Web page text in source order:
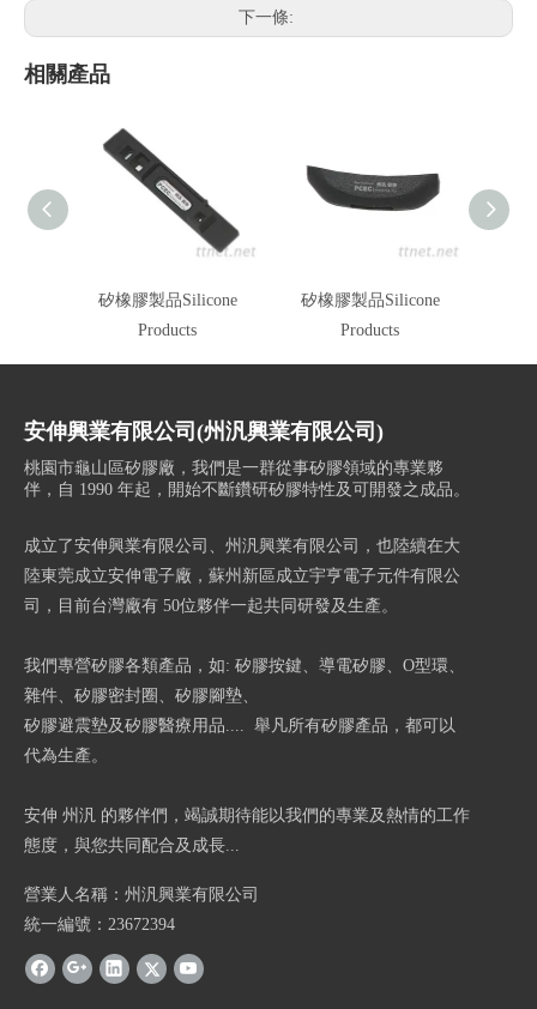
下一條:
相關產品
矽橡膠製品Silicone
Products
矽橡膠製品Silicone
Products
安伸興業有限公司(州汎興業有限公司)
桃園市龜山區矽膠廠，我們是一群從事矽膠領域的專業夥
伴，自 1990 年起，開始不斷鑽研矽膠特性及可開發之成品。
成立了安伸興業有限公司、州汎興業有限公司，也陸續在大
陸東莞成立安伸電子廠，蘇州新區成立宇亨電子元件有限公
司，目前台灣廠有 50位夥伴一起共同研發及生產。
我們專營矽膠各類產品，如: 矽膠按鍵、導電矽膠、O型環、
雜件、矽膠密封圈、矽膠腳墊、
矽膠避震墊及矽膠醫療用品.... 舉凡所有矽膠產品，都可以
代為生產。
安伸 州汎 的夥伴們，竭誠期待能以我們的專業及熱情的工作
態度，與您共同配合及成長...
營業人名稱：州汎興業有限公司
統一編號：23672394